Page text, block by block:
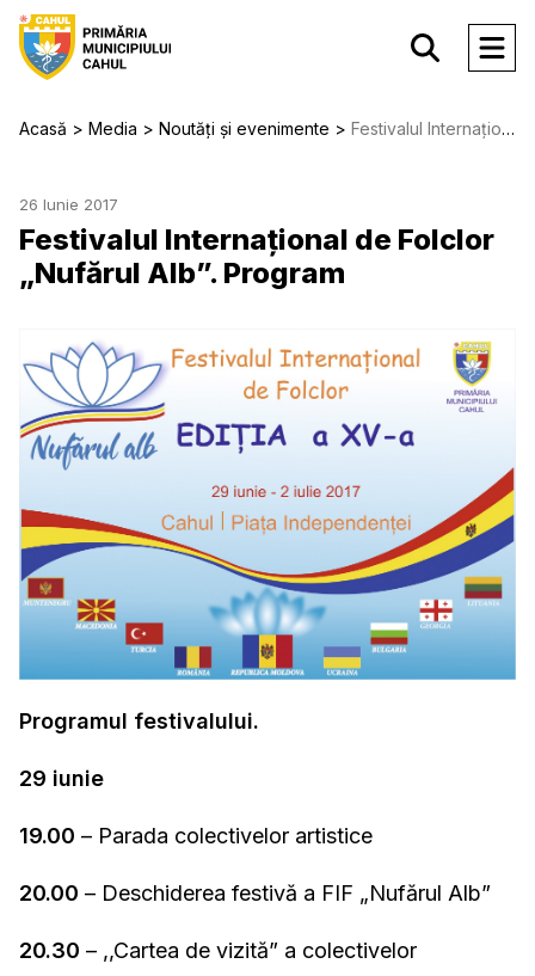
Acasă Media Noutăți și evenimente Festivalul Internațional de Folclor „Nufărul Alb”. Program
26 Iunie 2017
Festivalul Internațional de Folclor
„Nufărul Alb”. Program
Programul festivalului.
29 iunie
19.00 – Parada colectivelor artistice
20.00 – Deschiderea festivă a FIF „Nufărul Alb”
20.30 – ,,Cartea de vizită” a colectivelor